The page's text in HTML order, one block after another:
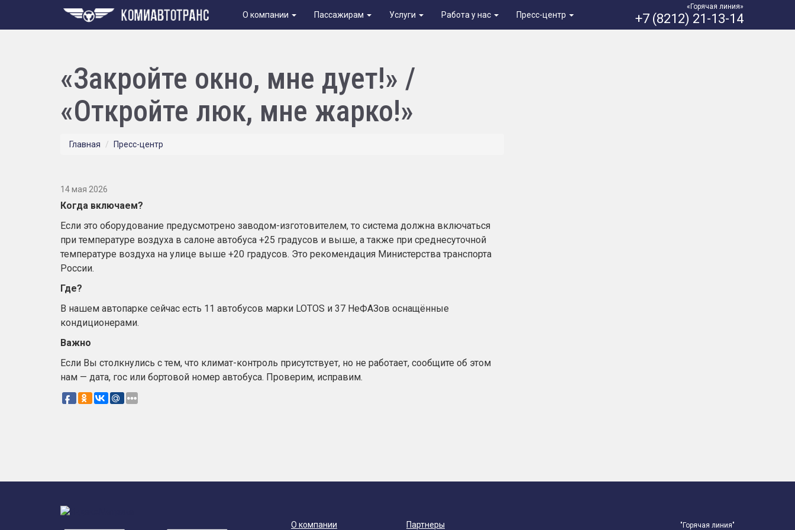
О компании Пассажирам Услуги Работа у нас Пресс-центр
«Горячая линия»
+7 (8212) 21-13-14
«Закройте окно, мне дует!» /
«Откройте люк, мне жарко!»
Главная Пресс-центр
14 мая 2026
Когда включаем?
Если это оборудование предусмотрено заводом-изготовителем, то система должна включаться
при температуре воздуха в салоне автобуса +25 градусов и выше, а также при среднесуточной
температуре воздуха на улице выше +20 градусов. Это рекомендация Министерства транспорта
России.
Где?
В нашем автопарке сейчас есть 11 автобусов марки LOTOS и 37 НеФАЗов оснащённые
кондиционерами.
Важно
Если Вы столкнулись с тем, что климат-контроль присутствует, но не работает, сообщите об этом
нам — дата, гос или бортовой номер автобуса. Проверим, исправим.
О компании Партнеры "Горячая линия"